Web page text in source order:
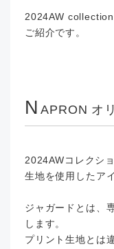
2024AW
ご紹介です。
N APRON オ
2024AWコレクシ
生地を使用したア
ジャガードとは、
します。
プリント生地とは